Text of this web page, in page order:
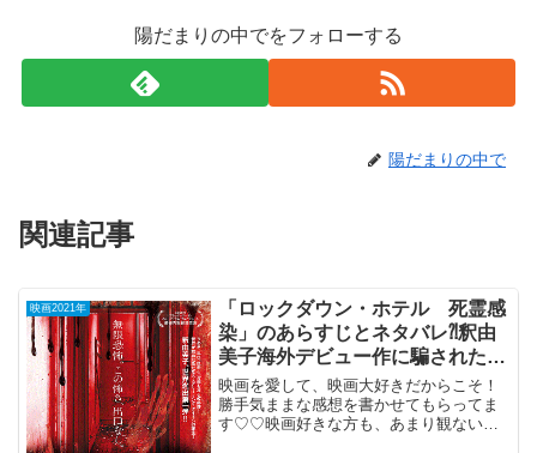
陽だまりの中でをフォローする
陽だまりの中で
関連記事
映画2021年
「ロックダウン・ホテル 死霊感
染」のあらすじとネタバレ⁈釈由
美子海外デビュー作に騙されたダ
メ映画。
映画を愛して、映画大好きだからこそ！
勝手気ままな感想を書かせてもらってま
す♡♡映画好きな方も、あまり観ない方